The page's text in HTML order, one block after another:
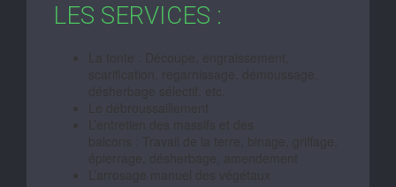
LES SERVICES :